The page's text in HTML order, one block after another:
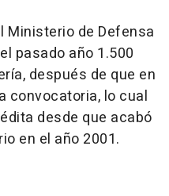
Ministerio de Defensa
pasado año 1.500
después de que en
convocatoria, lo cual
desde que acabó
en el año 2001.